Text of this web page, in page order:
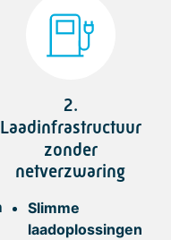
2.
Laadinfrastructuur
zonder
netverzwaring
Slimme
laadoplossingen